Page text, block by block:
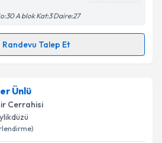
ve kişisel verilerimin belirtilen
kabul ediyorum.
Talebini Gönder
A blok Kat:3 Daire:27
Randevu Talep Et
Talebi
Akdemir
bu uzmandan randevu almanız
e-posta ile
Ünlü
Cerrahisi